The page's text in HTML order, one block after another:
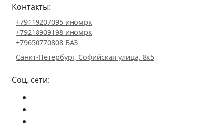
Контакты:
+79119207095 иномрк
+79218909198 иномрк
+79650770808 ВАЗ
Санкт-Петербург, Софийская улица, 8к5
Соц. сети: